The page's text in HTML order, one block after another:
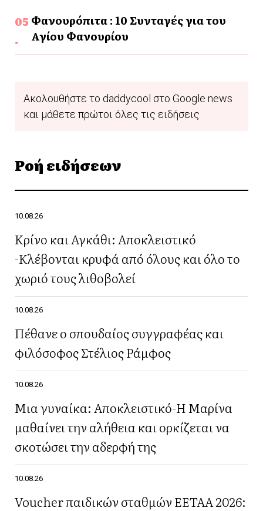
Φανουρόπιτα : 10 Συνταγές για του
Αγίου Φανουρίου
Ακολουθήστε το daddycool στο Google news
και μάθετε πρώτοι όλες τις ειδήσεις
Ροή ειδήσεων
10.08.26
Κρίνο και Αγκάθι: Aποκλειστικό
-Κλέβονται κρυφά από όλους και όλο το
χωριό τους λιθοβολεί
10.08.26
Πέθανε ο σπουδαίος συγγραφέας και
φιλόσοφος Στέλιος Ράμφος
10.08.26
Μια γυναίκα: Αποκλειστικό-Η Μαρίνα
μαθαίνει την αλήθεια και ορκίζεται να
σκοτώσει την αδερφή της
10.08.26
Voucher παιδικών σταθμών ΕΕΤΑΑ 2026: